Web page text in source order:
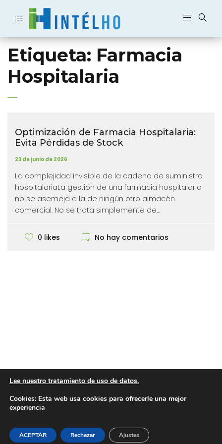
Etiqueta: Farmacia
Hospitalaria
Optimización de Farmacia Hospitalaria:
Evita Pérdidas de Stock
23 de junio de 2026
La complejidad invisible de la cadena de suministro
hospitalariaLa gestión de una farmacia hospitalaria
no se asemeja a la de ningún otro almacén
comercial. No se trata simplemente de...
0 likes No hay comentarios
Lee nuestro tratamiento de uso de datos.
Cookies: Esta web usa cookies para ofrecerle una mejor
experiencia
ACEPTAR Rechazar Ajustes